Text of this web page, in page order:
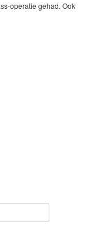
operatie gehad. Ook